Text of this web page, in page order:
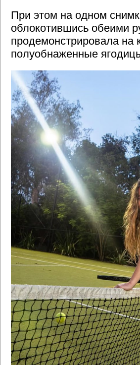
При этом на одном
облокотившись обеими
продемонстрировала на
полуобнаженные